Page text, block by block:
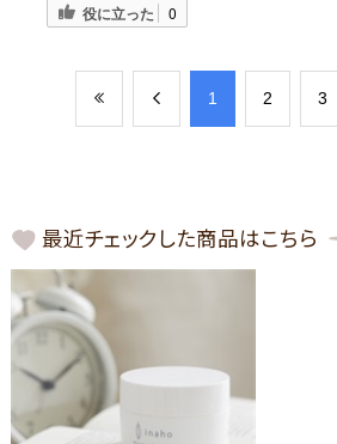
役に立った 0
​1 ​2 ​3
最近チェックした商品はこちら